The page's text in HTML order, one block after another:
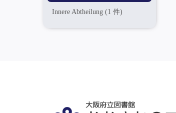
Innere Abtheilung(1 件)